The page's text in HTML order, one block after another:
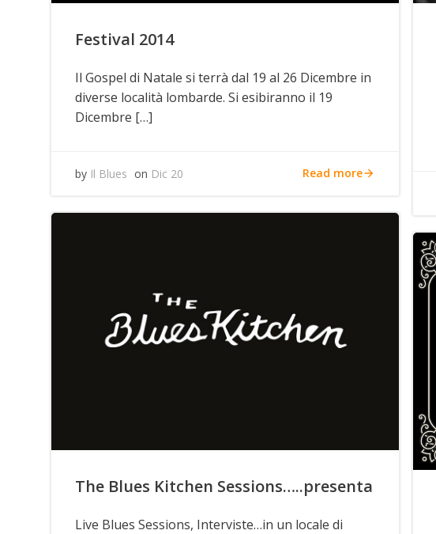
Festival 2014
Il Gospel di Natale si terrà dal 19 al 26 Dicembre in
diverse località lombarde. Si esibiranno il 19
Dicembre […]
by Il Blues on Dic 20 Read more
The Blues Kitchen Sessions…..presenta
Live Blues Sessions, Interviste…in un locale di